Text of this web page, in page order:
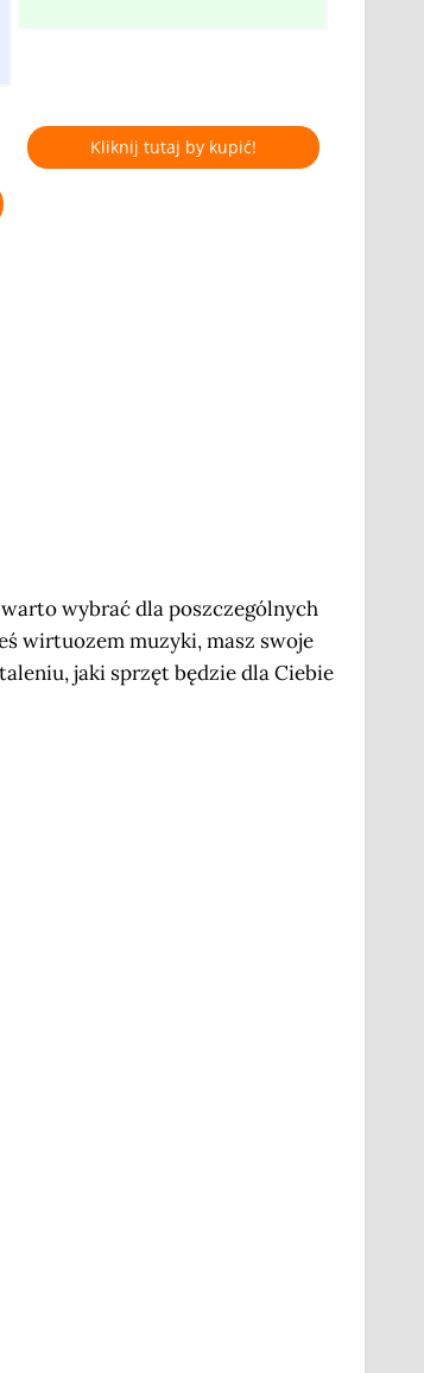
Kliknij tutaj by kupić!
wybrać dla poszczególnych
wirtuozem muzyki, masz swoje
jaki sprzęt będzie dla Ciebie